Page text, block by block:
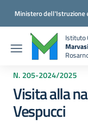
Ministero dell'Istruzione
Istituto
N. 205-2024/2025
Visita alla
Vespucci